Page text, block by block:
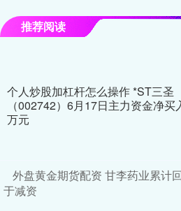
推荐阅读
个人炒股加杠杆怎么操作 *ST三圣
（002742）6月17日主力资金净买
万元
外盘黄金期货配资 甘李药业累计
于减资